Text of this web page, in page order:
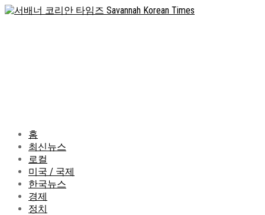
홈
최신뉴스
로컬
미국 / 국제
한국뉴스
경제
정치